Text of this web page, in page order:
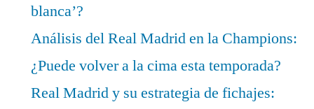
blanca’?
Análisis del Real Madrid en la Champions:
¿Puede volver a la cima esta temporada?
Real Madrid y su estrategia de fichajes: